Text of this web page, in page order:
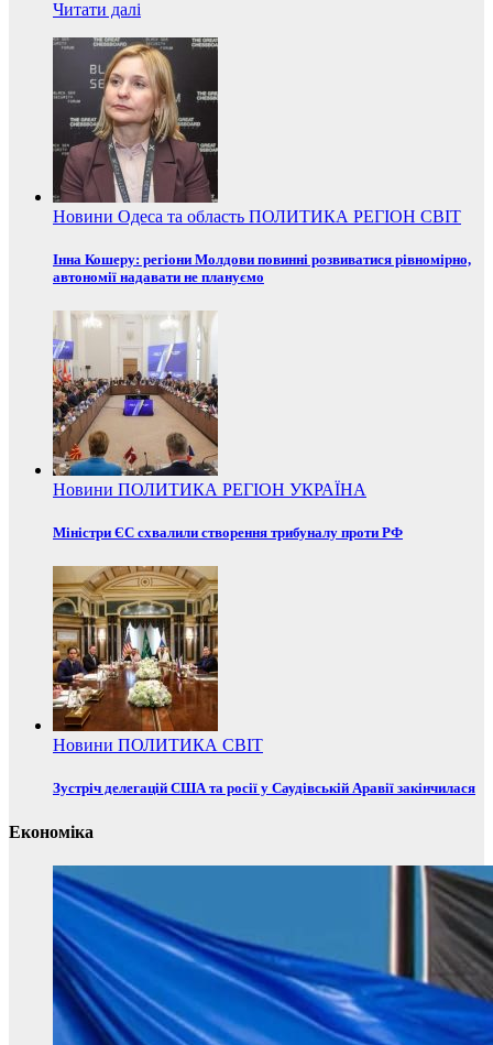
Читати далі
Новини Одеса та область ПОЛИТИКА РЕГІОН СВІТ
Інна Кошеру: регіони Молдови повинні розвиватися рівномірно,
автономії надавати не плануємо
Новини ПОЛИТИКА РЕГІОН УКРАЇНА
Міністри ЄС схвалили створення трибуналу проти РФ
Новини ПОЛИТИКА СВІТ
Зустріч делегацій США та росії у Саудівській Аравії закінчилася
Економіка